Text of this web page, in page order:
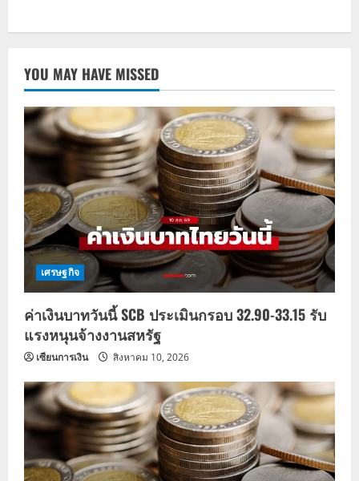
YOU MAY HAVE MISSED
เศรษฐกิจ
ค่าเงินบาทวันนี้ SCB ประเมินกรอบ 32.90-33.15 รับ
แรงหนุนจ้างงานสหรัฐ
เซียนการเงิน สิงหาคม 10, 2026